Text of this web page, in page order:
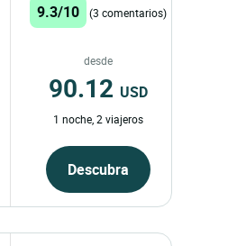
9.3/10 (3 comentarios)
desde
90.12 USD
1 noche, 2 viajeros
Descubra